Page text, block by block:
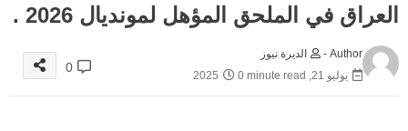
العراق في الملحق المؤهل لمونديال 2026 .
Author -
الديرة نيوز
يوليو 21, 2025
0 minute read
0